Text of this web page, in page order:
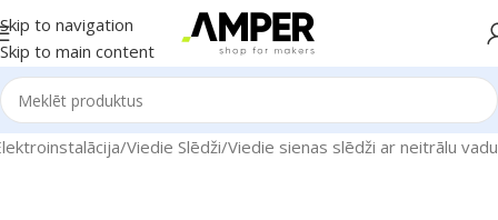
Skip to navigation
Skip to main content
/Viedie Slēdži/Viedie sienas slēdži ar neitrālu vadu